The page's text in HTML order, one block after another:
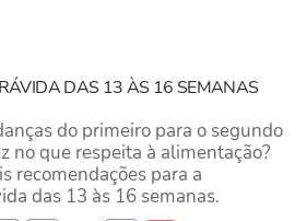
DAS 13 ÀS 16 SEMANAS
do primeiro para o segundo
no que respeita à alimentação?
recomendações para a
das 13 às 16 semanas.